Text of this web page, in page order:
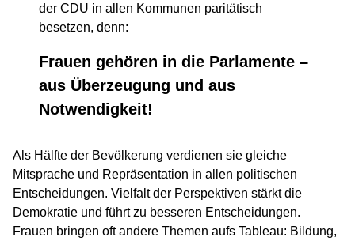
der CDU in allen Kommunen paritätisch
besetzen, denn:
Frauen gehören in die Parlamente –
aus Überzeugung und aus
Notwendigkeit!
Als Hälfte der Bevölkerung verdienen sie gleiche
Mitsprache und Repräsentation in allen politischen
Entscheidungen. Vielfalt der Perspektiven stärkt die
Demokratie und führt zu besseren Entscheidungen.
Frauen bringen oft andere Themen aufs Tableau: Bildung,